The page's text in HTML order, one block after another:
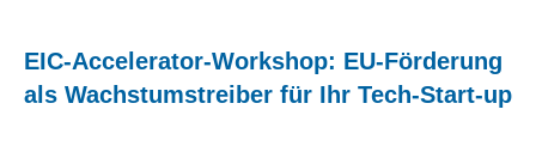
EIC-Accelerator-Workshop: EU-Förderung
als Wachstumstreiber für Ihr Tech-Start-up